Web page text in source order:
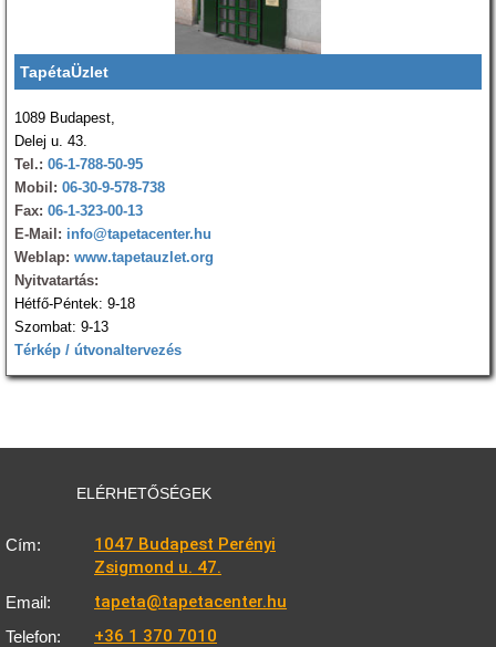
TapétaÜzlet
1089 Budapest,
Delej u. 43.
Tel.: 06-1-788-50-95
Mobil: 06-30-9-578-738
Fax: 06-1-323-00-13
E-Mail: info@tapetacenter.hu
Weblap: www.tapetauzlet.org
Nyitvatartás:
Hétfő-Péntek: 9-18
Szombat: 9-13
Térkép / útvonaltervezés
ELÉRHETŐSÉGEK
Cím:
1047 Budapest Perényi
Zsigmond u. 47.
Email: tapeta@tapetacenter.hu
Telefon: +36 1 370 7010